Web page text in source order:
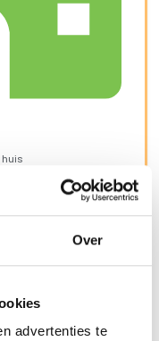
Over
advertenties te